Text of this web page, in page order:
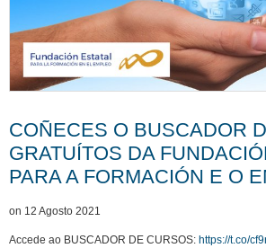
COÑECES O BUSCADOR
GRATUÍTOS DA
PARA A FORMACIÓN E O
on 12 Agosto 2021
Accede ao BUSCADOR DE CURSOS: https://t.co/